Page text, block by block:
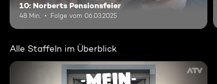
10: Norberts Pensionsfeier
48 Min. Folge vom 06.03.2025
Alle Staffeln im Überblick